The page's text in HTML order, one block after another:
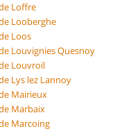
Loffre
Looberghe
Loos
Louvignies Quesnoy
Louvroil
Lys lez Lannoy
Mairieux
Marbaix
Marcoing